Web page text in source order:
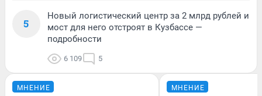
5
Новый логистический центр за 2 млрд рублей и
мост для него отстроят в Кузбассе —
подробности
6 109 5
МНЕНИЕ МНЕНИЕ